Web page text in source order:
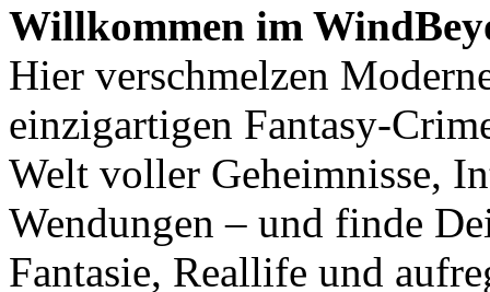
Willkommen im
Hier verschmelzen
einzigartigen Fantasy-
Welt voller Geheimnisse,
Wendungen – und finde
Fantasie, Reallife und